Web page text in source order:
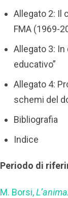
Allegato 2: Il
FMA (1969-
Allegato 3: In
educativo”
Allegato 4:
schemi del
Bibliografia
Indice
Periodo di
M. Borsi,